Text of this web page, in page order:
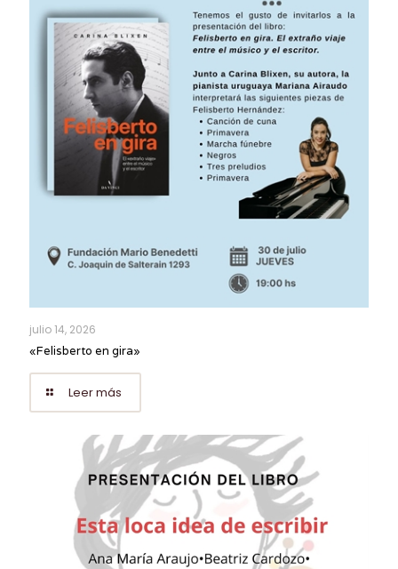
julio 14, 2026
«Felisberto en gira»
Leer más